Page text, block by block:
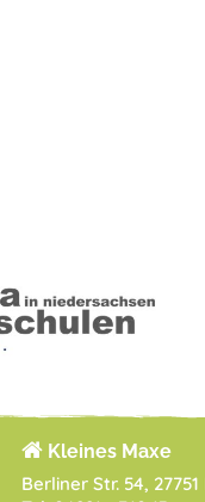
Kleines Maxe
Berliner Str. 54,